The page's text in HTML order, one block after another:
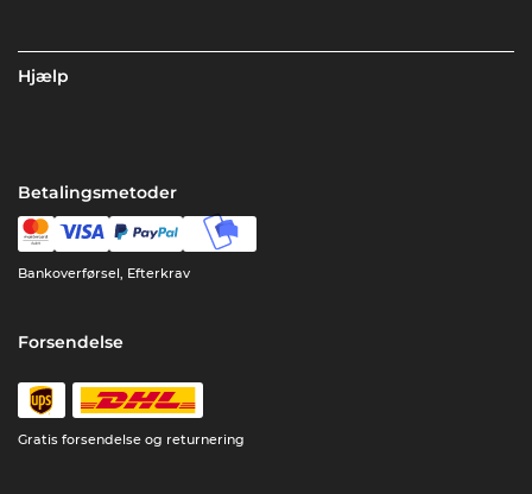
Hjælp
Betalingsmetoder
Bankoverførsel, Efterkrav
Forsendelse
Gratis forsendelse og returnering